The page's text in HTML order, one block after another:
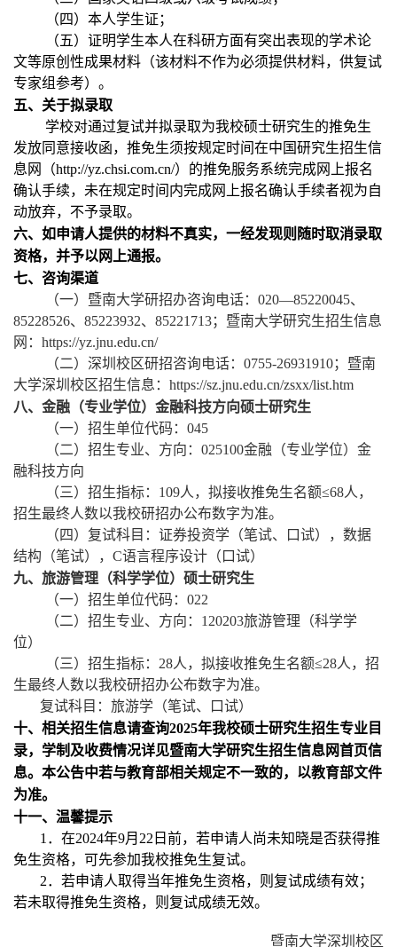
（四）本人学生证；
（五）证明学生本人在科研方面有突出表现的学术论
文等原创性成果材料（该材料不作为必须提供材料，供复试
专家组参考）。
五、关于拟录取
学校对通过复试并拟录取为我校硕士研究生的推免生
发放同意接收函，推免生须按规定时间在中国研究生招生信
息网（http://yz.chsi.com.cn/）的推免服务系统完成网上报名
确认手续，未在规定时间内完成网上报名确认手续者视为自
动放弃，不予录取。
六、如申请人提供的材料不真实，一经发现则随时取消录取
资格，并予以网上通报。
七、咨询渠道
（一）暨南大学研招办咨询电话： 020—85220045、
85228526、 85223932、 85221713；暨南大学研究生招生信息
网： https://yz.jnu.edu.cn/
（二）深圳校区研招咨询电话： 0755-26931910；暨南
大学深圳校区招生信息： https://sz.jnu.edu.cn/zsxx/list.htm
八、金融（专业学位）金融科技方向硕士研究生
（一）招生单位代码： 045
（二）招生专业、方向： 025100金融（专业学位）金
融科技方向
（三）招生指标： 109人，拟接收推免生名额≤68人，
招生最终人数以我校研招办公布数字为准。
（四）复试科目：证券投资学（笔试、口试），数据
结构（笔试）， C语言程序设计（口试）
九、旅游管理（科学学位）硕士研究生
（一）招生单位代码： 022
（二）招生专业、方向： 120203旅游管理（科学学
位）
（三）招生指标： 28人，拟接收推免生名额≤28人，招
生最终人数以我校研招办公布数字为准。
复试科目：旅游学（笔试、口试）
十、相关招生信息请查询2025年我校硕士研究生招生专业目
录，学制及收费情况详见暨南大学研究生招生信息网首页信
息。本公告中若与教育部相关规定不一致的，以教育部文件
为准。
十一、温馨提示
1．在2024年9月 22日前，若申请人尚未知晓是否获得推
免生资格，可先参加我校推免生复试。
2．若申请人取得当年推免生资格，则复试成绩有效；
若未取得推免生资格，则复试成绩无效。
暨南大学深圳校区